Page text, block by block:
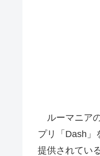
ルーマニア
プリ「Dash」
提供されてい